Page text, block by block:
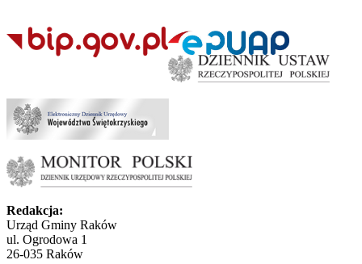
Redakcja:
Urząd Gminy Raków
ul. Ogrodowa 1
26-035 Raków